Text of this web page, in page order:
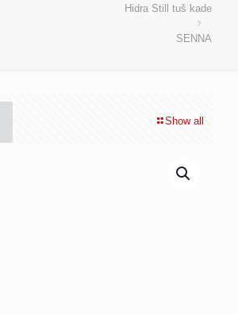
Hidra Still tuš kade
SENNA
Show all